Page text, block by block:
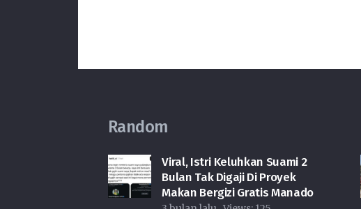
Random
Viral, Istri Keluhkan Suami 2
Bulan Tak Digaji Di Proyek
Makan Bergizi Gratis Manado